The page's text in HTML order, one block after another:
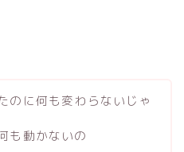
のに何も変わらないじゃ
も動かないの